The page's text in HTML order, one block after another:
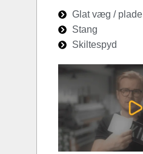
Glat væg / plade
Stang
Skiltespyd